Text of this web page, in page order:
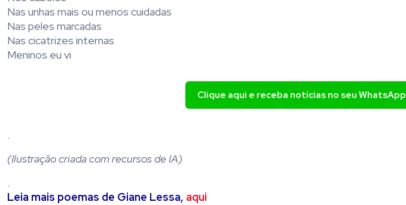
Nas unhas mais ou menos cuidadas
Nas peles marcadas
Nas cicatrizes internas
Meninos eu vi
Clique aqui e receba notícias no seu WhatsApp
.
(Ilustração criada com recursos de IA)
.
Leia mais poemas de Giane Lessa, aqui